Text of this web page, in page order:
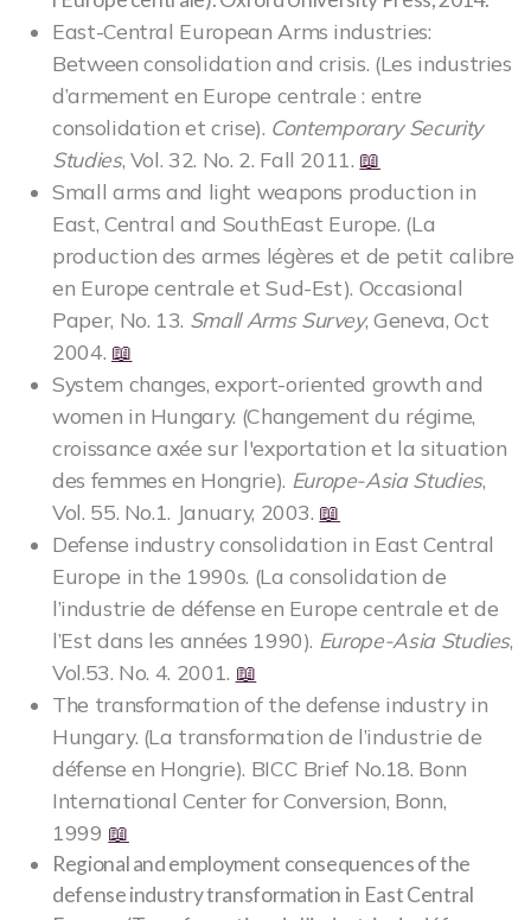
East-Central European Arms industries:
Between consolidation and crisis. (Les industries
d’armement en Europe centrale : entre
consolidation et crise). Contemporary Security
Studies, Vol. 32. No. 2. Fall 2011. 📖
Small arms and light weapons production in
East, Central and SouthEast Europe. (La
production des armes légères et de petit calibre
en Europe centrale et Sud-Est). Occasional
Paper, No. 13. Small Arms Survey, Geneva, Oct
2004. 📖
System changes, export-oriented growth and
women in Hungary. (Changement du régime,
croissance axée sur l'exportation et la situation
des femmes en Hongrie). Europe-Asia Studies,
Vol. 55. No.1. January, 2003. 📖
Defense industry consolidation in East Central
Europe in the 1990s. (La consolidation de
l’industrie de défense en Europe centrale et de
l’Est dans les années 1990). Europe-Asia Studies,
Vol.53. No. 4. 2001. 📖
The transformation of the defense industry in
Hungary. (La transformation de l’industrie de
défense en Hongrie). BICC Brief No.18. Bonn
International Center for Conversion, Bonn,
1999 📖
Regional and employment consequences of the
defense industry transformation in East Central